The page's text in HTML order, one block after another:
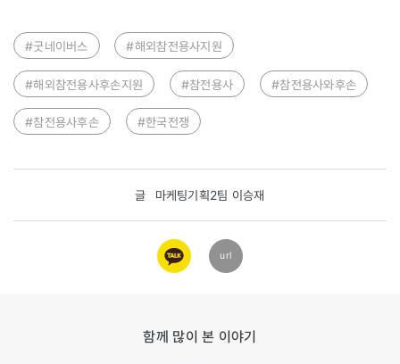
#굿네이버스 #해외참전용사지원
#해외참전용사후손지원 #참전용사 #참전용사와후손
#참전용사후손 #한국전쟁
글 마케팅기획2팀 이승재
카카오
링크
url
함께 많이 본 이야기